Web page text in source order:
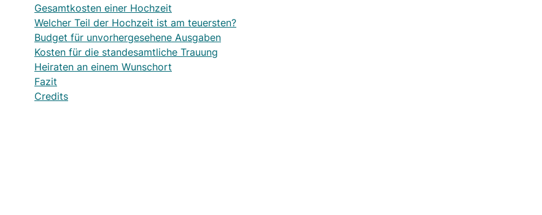
Gesamtkosten einer Hochzeit
Welcher Teil der Hochzeit ist am teuersten?
Budget für unvorhergesehene Ausgaben
Kosten für die standesamtliche Trauung
Heiraten an einem Wunschort
Fazit
Credits